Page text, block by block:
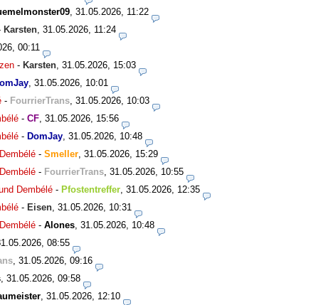
31.05.2026, 11:22
Karsten 31.05.2026, 11:24
00:11
- Karsten 31.05.2026, 15:03
31.05.2026, 10:01
- FourrierTrans 31.05.2026, 10:03
- CF 31.05.2026, 15:56
- DomJay 31.05.2026, 10:48
- Smeller 31.05.2026, 15:29
- FourrierTrans 31.05.2026, 10:55
Dembélé - Pfostentreffer 31.05.2026, 12:35
- Eisen 31.05.2026, 10:31
- Alones 31.05.2026, 10:48
08:55
31.05.2026, 09:16
31.05.2026, 09:58
31.05.2026, 12:10